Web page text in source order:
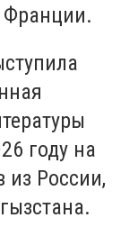
Франции.
году на
из России,